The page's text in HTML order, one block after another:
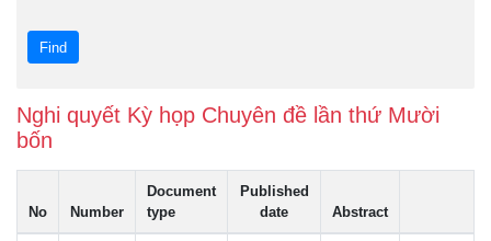
Nghi quyết Kỳ họp Chuyên đề lần thứ Mười
bốn
No Number
Document
type
Published
date
Abstract